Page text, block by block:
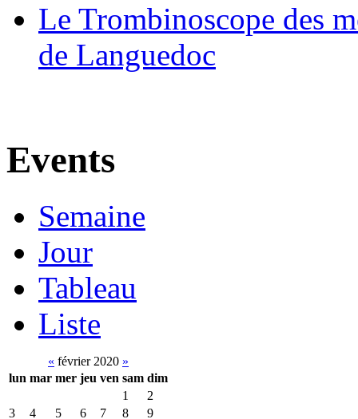
Le Trombinoscope des
de Languedoc
Events
Semaine
Jour
Tableau
Liste
« février 2020 »
lun mar mer jeu ven sam dim
1
2
3
4 5 6 7 8 9